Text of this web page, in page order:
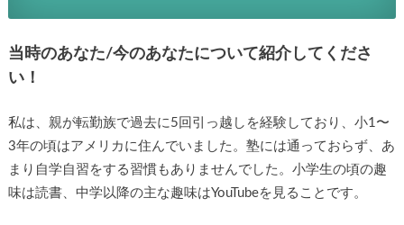
当時のあなた/今のあなたについて紹介してくださ
い！
私は、親が転勤族で過去に5回引っ越しを経験しており、小1〜
3年の頃はアメリカに住んでいました。塾には通っておらず、あ
まり自学自習をする習慣もありませんでした。小学生の頃の趣
味は読書、中学以降の主な趣味はYouTubeを見ることです。